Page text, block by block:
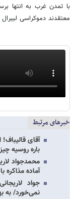
با تمدن غرب به انتها
معتقدند دموکراسی لیبرال
خبرهای مرتبط
آقای
باره روسیه
محمدجواد
آماده مذاکره
جواد
نمی‌خورد/ به